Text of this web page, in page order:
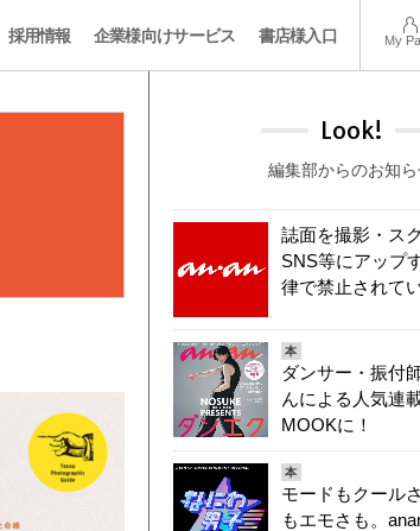
採用情報 企業様向けサービス 書店様入口 My
Look!
編集部からのお知
誌面を撮影・ス
SNS等にアップ
律で禁止されて
本
ダンサー・振付
んによる人気連
MOOKに！
本
モードもクール
もエモさも。